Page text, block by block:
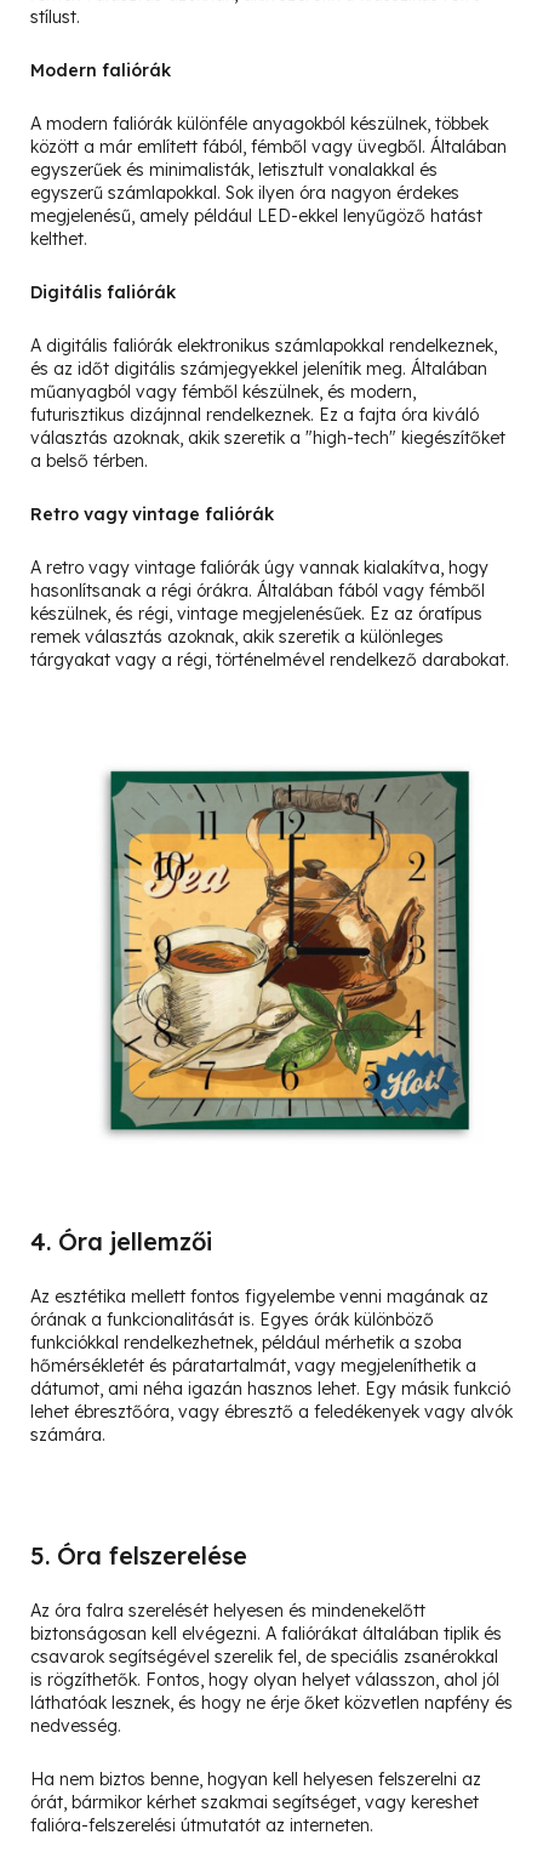
stílust.
Modern faliórák
A modern faliórák különféle anyagokból készülnek, többek
között a már említett fából, fémből vagy üvegből. Általában
egyszerűek és minimalisták, letisztult vonalakkal és
egyszerű számlapokkal. Sok ilyen óra nagyon érdekes
megjelenésű, amely például LED-ekkel lenyűgöző hatást
kelthet.
Digitális faliórák
A digitális faliórák elektronikus számlapokkal rendelkeznek,
és az időt digitális számjegyekkel jelenítik meg. Általában
műanyagból vagy fémből készülnek, és modern,
futurisztikus dizájnnal rendelkeznek. Ez a fajta óra kiváló
választás azoknak, akik szeretik a "high-tech" kiegészítőket
a belső térben.
Retro vagy vintage faliórák
A retro vagy vintage faliórák úgy vannak kialakítva, hogy
hasonlítsanak a régi órákra. Általában fából vagy fémből
készülnek, és régi, vintage megjelenésűek. Ez az óratípus
remek választás azoknak, akik szeretik a különleges
tárgyakat vagy a régi, történelmével rendelkező darabokat.
4. Óra jellemzői
Az esztétika mellett fontos figyelembe venni magának az
órának a funkcionalitását is. Egyes órák különböző
funkciókkal rendelkezhetnek, például mérhetik a szoba
hőmérsékletét és páratartalmát, vagy megjeleníthetik a
dátumot, ami néha igazán hasznos lehet. Egy másik funkció
lehet ébresztőóra, vagy ébresztő a feledékenyek vagy alvók
számára.
5. Óra felszerelése
Az óra falra szerelését helyesen és mindenekelőtt
biztonságosan kell elvégezni. A faliórákat általában tiplik és
csavarok segítségével szerelik fel, de speciális zsanérokkal
is rögzíthetők. Fontos, hogy olyan helyet válasszon, ahol jól
láthatóak lesznek, és hogy ne érje őket közvetlen napfény és
nedvesség.
Ha nem biztos benne, hogyan kell helyesen felszerelni az
órát, bármikor kérhet szakmai segítséget, vagy kereshet
falióra-felszerelési útmutatót az interneten.